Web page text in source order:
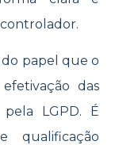
do papel que o
das
LGPD. É
qualificação